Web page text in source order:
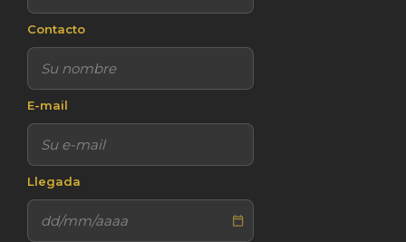
Contacto
E-mail
Llegada